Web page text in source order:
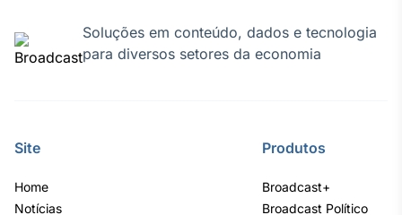
Soluções em conteúdo, dados e tecnologia
para diversos setores da economia
Site
Home
Notícias
Produtos
Broadcast+
Broadcast Político